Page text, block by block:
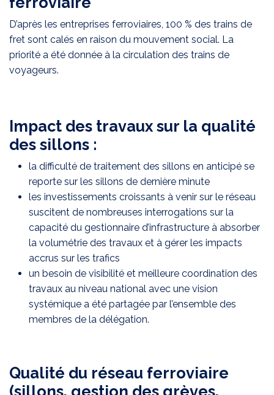
D’après les entreprises ferroviaires, 100 % des trains de
fret sont calés en raison du mouvement social. La
priorité a été donnée à la circulation des trains de
voyageurs.
Impact des travaux sur la qualité
des sillons :
la difficulté de traitement des sillons en anticipé se
reporte sur les sillons de dernière minute
les investissements croissants à venir sur le réseau
suscitent de nombreuses interrogations sur la
capacité du gestionnaire d’infrastructure à absorber
la volumétrie des travaux et à gérer les impacts
accrus sur les trafics
un besoin de visibilité et meilleure coordination des
travaux au niveau national avec une vision
systémique a été partagée par l’ensemble des
membres de la délégation.
Qualité du réseau ferroviaire
(sillons, gestion des grèves,